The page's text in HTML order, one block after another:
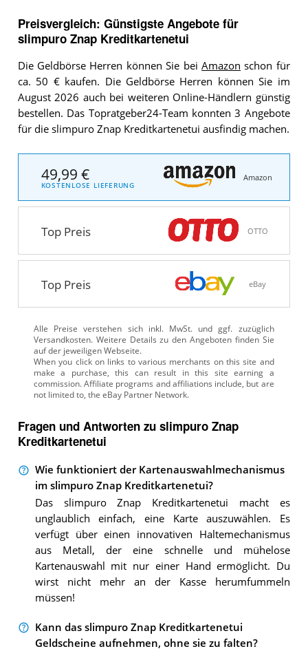
Preisvergleich: Günstigste Angebote für
slimpuro Znap Kreditkartenetui
Die Geldbörse Herren können Sie beiAmazon schon für
ca. 50 € kaufen. Die Geldbörse Herren können Sie im
August 2026 auch bei weiteren Online-Händlern günstig
bestellen. Das Topratgeber24-Team konnten 3 Angebote
für die slimpuro Znap Kreditkartenetui ausfindig machen.
49,99 €
KOSTENLOSE LIEFERUNG
Amazon
Top Preis OTTO
Top Preis eBay
Alle Preise verstehen sich inkl. MwSt. und ggf. zuzüglich
Versandkosten. Weitere Details zu den Angeboten finden Sie
auf der jeweiligen Webseite.
Fragen und Antworten zu slimpuro Znap
Kreditkartenetui
Wie funktioniert der Kartenauswahlmechanismus
im slimpuro Znap Kreditkartenetui?
Das slimpuro Znap Kreditkartenetui macht es
unglaublich einfach, eine Karte auszuwählen. Es
verfügt über einen innovativen Haltemechanismus
aus Metall, der eine schnelle und mühelose
Kartenauswahl mit nur einer Hand ermöglicht. Du
wirst nicht mehr an der Kasse herumfummeln
müssen!
Kann das slimpuro Znap Kreditkartenetui
Geldscheine aufnehmen, ohne sie zu falten?